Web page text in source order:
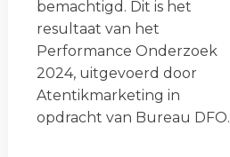
bemachtigd. Dit is het
resultaat van het
Performance Onderzoek
2024, uitgevoerd door
Atentikmarketing in
opdracht van Bureau DFO.